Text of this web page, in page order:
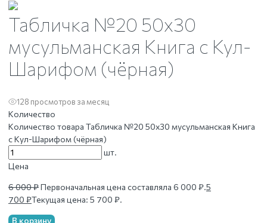
Табличка №20 50х30
мусульманская Книга с Кул-
Шарифом (чёрная)
128 просмотров за месяц
Количество
Количество товара Табличка №20 50х30 мусульманская Книга
с Кул-Шарифом (чёрная)
шт.
Цена
6 000₽Первоначальная цена составляла 6 000 ₽.5
700 ₽Текущая цена: 5 700 ₽.
В корзину